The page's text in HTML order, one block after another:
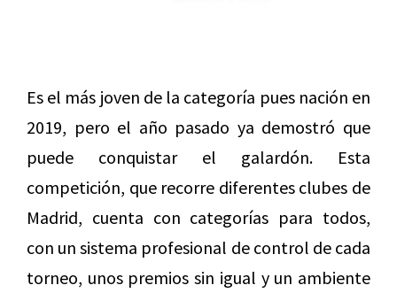
Es el más joven de la categoría pues nación en
2019, pero el año pasado ya demostró que
puede conquistar el galardón. Esta
competición, que recorre diferentes clubes de
Madrid, cuenta con categorías para todos,
con un sistema profesional de control de cada
torneo, unos premios sin igual y un ambiente